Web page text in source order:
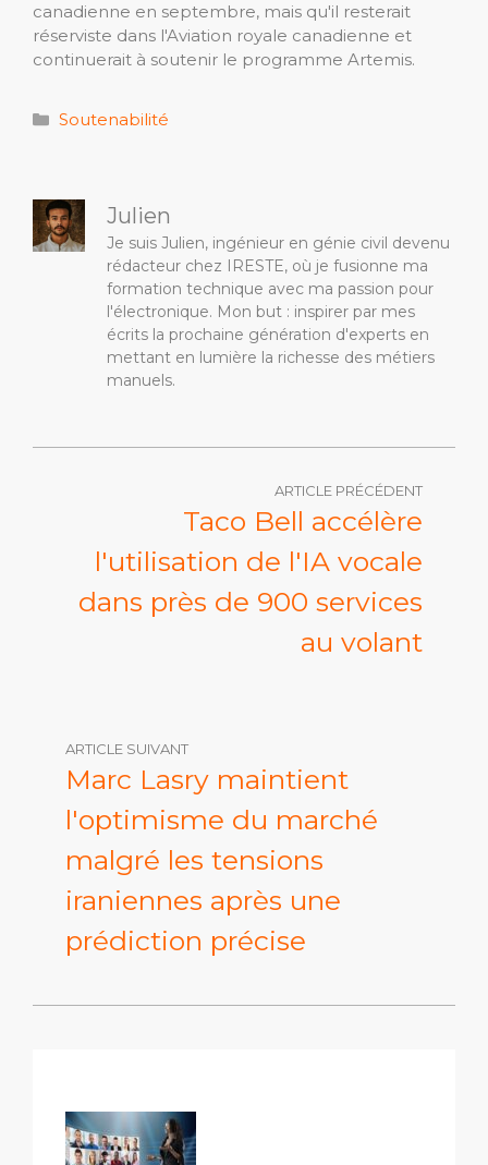
canadienne en septembre, mais qu'il resterait
réserviste dans l'Aviation royale canadienne et
continuerait à soutenir le programme Artemis.
Catégories
Soutenabilité
Julien
Je suis Julien, ingénieur en génie civil devenu
rédacteur chez IRESTE, où je fusionne ma
formation technique avec ma passion pour
l'électronique. Mon but : inspirer par mes
écrits la prochaine génération d'experts en
mettant en lumière la richesse des métiers
manuels.
ARTICLE PRÉCÉDENT
Taco Bell accélère
l'utilisation de l'IA vocale
dans près de 900 services
au volant
ARTICLE SUIVANT
Marc Lasry maintient
l'optimisme du marché
malgré les tensions
iraniennes après une
prédiction précise